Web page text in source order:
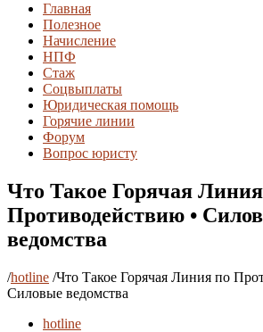
Главная
Полезное
Начисление
НПФ
Стаж
Соцвыплаты
Юридическая помощь
Горячие линии
Форум
Вопрос юристу
Что Такое Горячая
Противодействию •
ведомства
/hotline /Что Такое Горячая Линия по
Силовые ведомства
hotline